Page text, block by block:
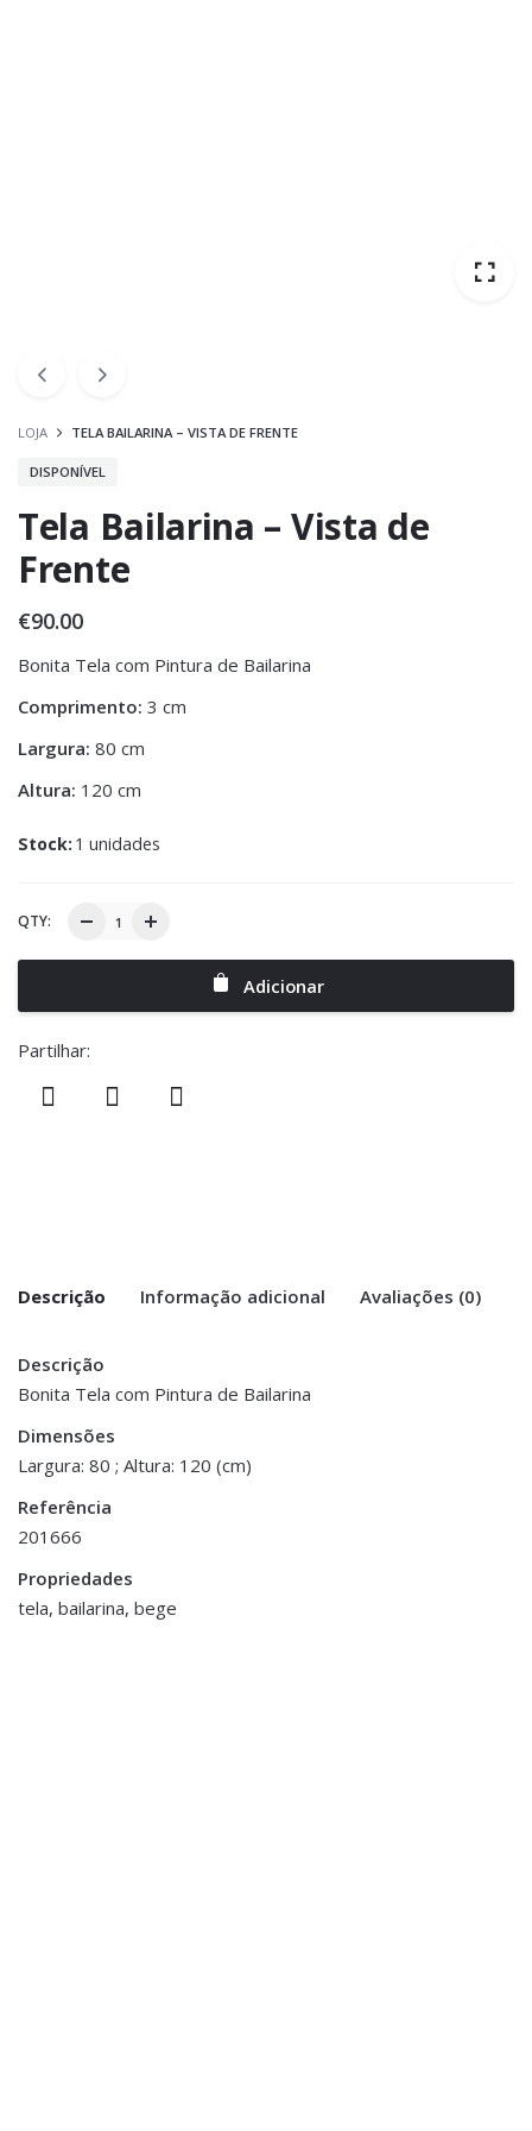
LOJA TELA BAILARINA – VISTA DE FRENTE
DISPONÍVEL
Tela Bailarina – Vista de
Frente
€90.00
Bonita Tela com Pintura de Bailarina
Comprimento: 3 cm
Largura: 80 cm
Altura: 120 cm
Stock: 1 unidades
QTY:
Adicionar
Partilhar:
Descrição Informação adicional Avaliações (0)
Descrição
Bonita Tela com Pintura de Bailarina
Dimensões
Largura: 80 ; Altura: 120 (cm)
Referência
201666
Propriedades
tela, bailarina, bege
Peso 3 kg
Dimensões
There are no reviews yet.
Be the first to review “Tela Bailarina –
Vista de Frente”
You must be <a href="https://www.homeart.pt/minha-
conta/">logged in</a> to post a review.
ESGOTADO